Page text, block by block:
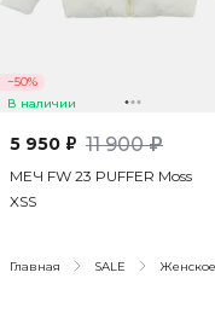
−50%
В наличии
5 950 ₽ 11 900 ₽
МЕЧ FW 23 PUFFER Moss
XSS
Главная SALE Женское